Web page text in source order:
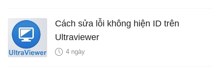
Cách sửa lỗi không hiện ID trên
Ultraviewer
4 ngày